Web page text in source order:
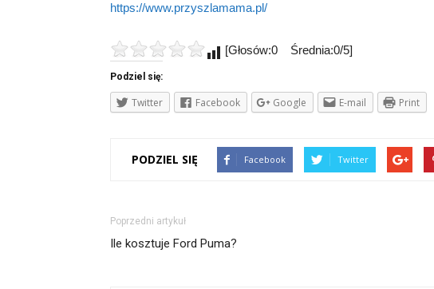
https://www.przyszlamama.pl/
[Głosów:0 Średnia:0/5]
Podziel się:
Twitter Facebook Google E-mail Print
PODZIEL SIĘ Facebook Twitter
Poprzedni artykuł
Ile kosztuje Ford Puma?